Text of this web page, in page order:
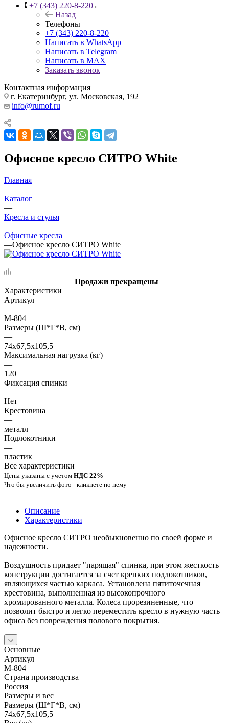
+7 (343) 220-8-220
Назад
Телефоны
+7 (343) 220-8-220
Написать в WhatsApp
Написать в Telegram
Написать в MAX
Заказать звонок
Контактная информация
г. Екатеринбург, ул. Московская, 192
info@rumof.ru
Офисное кресло СИТРО White
Главная
—
Каталог
—
Кресла и стулья
—
Офисные кресла
—Офисное кресло СИТРО White
Продажи прекращены
Характеристики
Артикул
—
М-804
Размеры (Ш*Г*В, см)
—
74x67,5x105,5
Максимальная нагрузка (кг)
—
120
Фиксация спинки
—
Нет
Крестовина
—
металл
Подлокотники
—
пластик
Все характеристики
Цены указаны с учетом НДС 22%
Что бы увеличить фото - кликнете по нему
Описание
Характеристики
Офисное кресло СИТРО необыкновенно по своей форме и
надежности.
Воздушность придает "парящая" спинка, при этом жесткость
конструкции достигается за счет крепких подлокотников,
являющихся частью каркаса. Установлена пятиточечная
крестовина, выполненная из высокопрочного
хромированного металла. Колеса прорезиненные, что
позволит быстро и легко переместить кресло в нужную часть
офиса без повреждения полового покрытия.
Основные
Артикул
М-804
Страна производства
Россия
Размеры и вес
Размеры (Ш*Г*В, см)
74x67,5x105,5